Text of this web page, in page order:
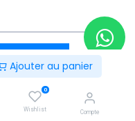
Ajouter au panier
0
Wishlist Compte
panier